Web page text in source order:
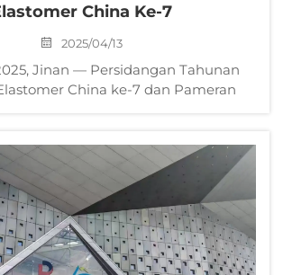
China Ke-7
2025/04/13
Jinan — Persidangan Tahunan
China ke-7 dan Pameran
dan Pengurangan Kos dengan...